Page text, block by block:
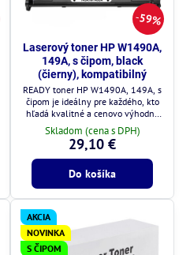
59%
Laserový toner HP W1490A,
149A, s čipom, black
(čierny), kompatibilný
READY toner HP W1490A, 149A, s
čipom je ideálny pre každého, kto
hľadá kvalitné a cenovo výhodné
riešenie.
Skladom (cena s DPH)
29,10 €
Do košíka
AKCIA
NOVINKA
S ČIPOM